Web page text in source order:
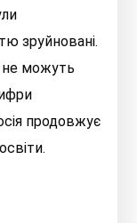
зруйновані.
не можуть
продовжує